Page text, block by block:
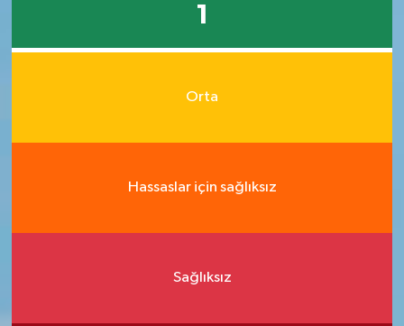
1
Orta
Hassaslar için sağlıksız
Sağlıksız